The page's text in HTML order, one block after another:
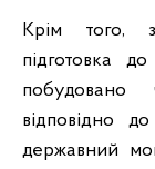
Крім того,
підготовка
побудовано
відповідно
державний